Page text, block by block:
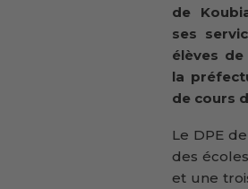
de
ses
élèves
la
de cours
Le DPE
des
et une